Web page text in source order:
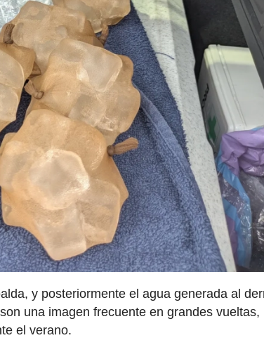
y posteriormente el agua generada al
una imagen frecuente en grandes vueltas,
el verano.